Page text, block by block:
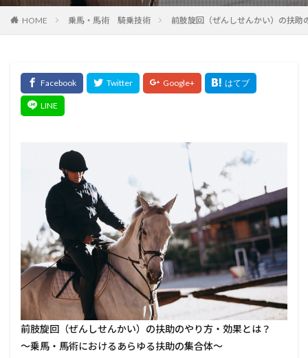
HOME 乗馬・馬術 騎乗技術 前肢旋回（ぜんしせんかい）の扶
前肢旋回（ぜんしせんかい）の扶助のやり方・効果とは？
～乗馬・馬術におけるあらゆる扶助の集合体～